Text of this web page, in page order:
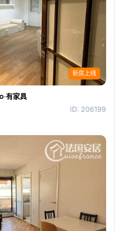
新房上线
有家具
ID: 206199